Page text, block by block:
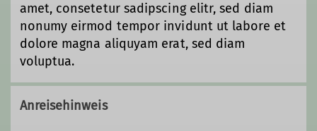
amet, consetetur sadipscing elitr, sed diam
nonumy eirmod tempor invidunt ut labore et
dolore magna aliquyam erat, sed diam
voluptua.
Anreisehinweis